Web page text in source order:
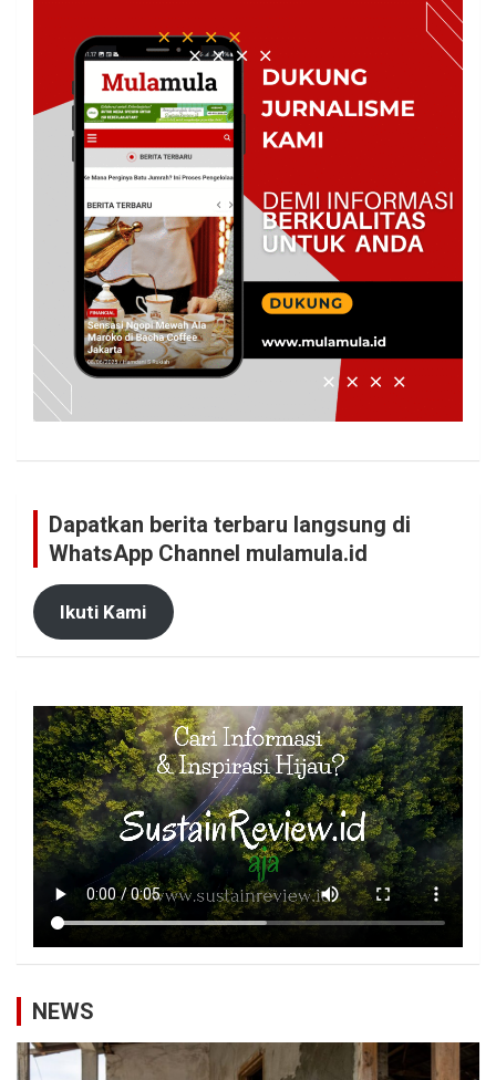
Dapatkan berita terbaru langsung di
WhatsApp Channel mulamula.id
Ikuti Kami
NEWS